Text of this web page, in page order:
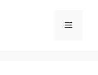
Menu